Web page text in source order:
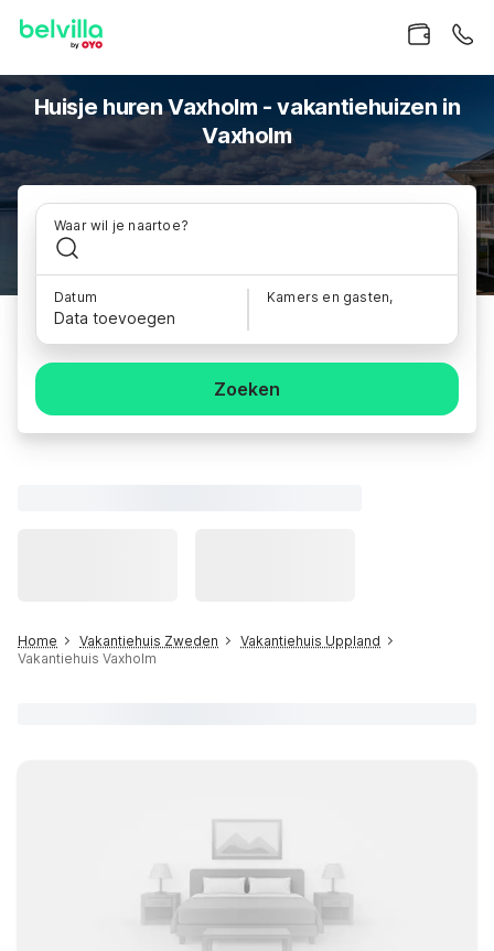
Huisje huren Vaxholm - vakantiehuizen in
Vaxholm
Waar wil je naartoe?
Datum
Data toevoegen
Kamers en gasten,
Zoeken
Home Vakantiehuis Zweden
Vakantiehuis Uppland
Vakantiehuis Vaxholm